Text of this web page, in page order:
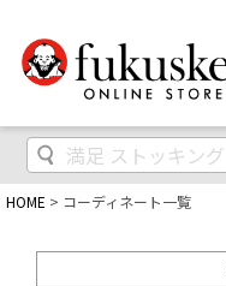
HOME コーディネート一覧